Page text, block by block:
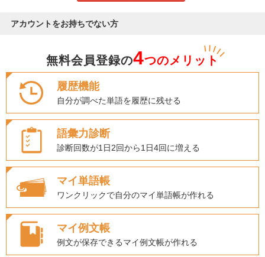
アカウントをお持ちでない方
無料会員登録の4つのメリット
履歴機能
自分が調べた単語を履歴に残せる
語彙力診断
診断回数が1日2回から1日4回に増える
マイ単語帳
ワンクリックで自分のマイ単語帳が作れる
マイ例文帳
例文が保存できるマイ例文帳が作れる